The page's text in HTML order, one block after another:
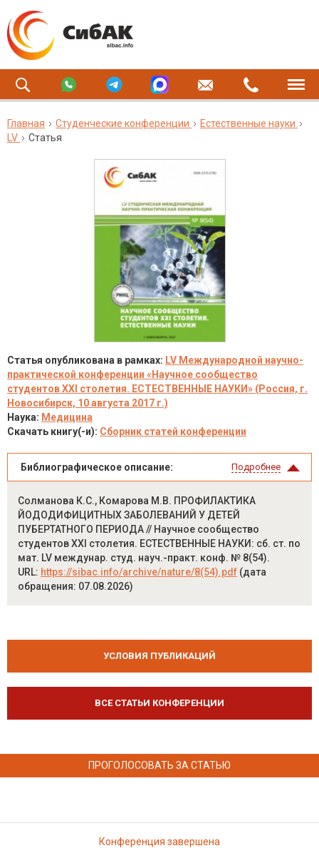
Главная Студенческие конференции
Естественные науки
LV
Статья
Статья опубликована в рамках: LV Международной научно-
практической конференции «Научное сообщество
студентов XXI столетия. ЕСТЕСТВЕННЫЕ НАУКИ» (Россия, г.
Новосибирск, 10 августа 2017 г.)
Наука: Медицина
Скачать книгу(-и): Сборник статей конференции
Библиографическое описание: Подробнее
Солманова К.С., Комарова М.В. ПРОФИЛАКТИКА
ЙОДОДИФИЦИТНЫХ ЗАБОЛЕВАНИЙ У ДЕТЕЙ
ПУБЕРТАТНОГО ПЕРИОДА // Научное сообщество
студентов XXI столетия. ЕСТЕСТВЕННЫЕ НАУКИ: сб. ст. по
мат. LV междунар. студ. науч.-практ. конф. № 8(54).
URL: https://sibac.info/archive/nature/8(54).pdf (дата
обращения: 07.08.2026)
УСЛОВИЯ ПУБЛИКАЦИЙ
ВСЕ СТАТЬИ КОНФЕРЕНЦИИ
ПРОГОЛОСОВАТЬ ЗА СТАТЬЮ
Конференция завершена